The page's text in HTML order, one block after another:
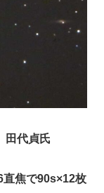
代貞氏
焦で90s×12枚